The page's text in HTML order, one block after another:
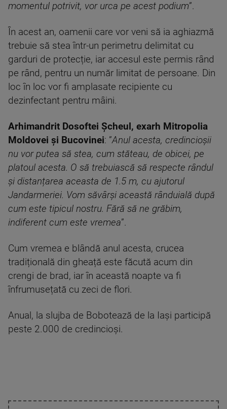
momentul potrivit, vor urca pe acest podium”.
În acest an, oamenii care vor veni să ia aghiazmă
trebuie să stea într-un perimetru delimitat cu
garduri de protecție, iar accesul este permis rând
pe rând, pentru un număr limitat de persoane. Din
loc în loc vor fi amplasate recipiente cu
dezinfectant pentru mâini.
Arhimandrit Dosoftei Șcheul, exarh Mitropolia
Moldovei și Bucovinei: ”Anul acesta, credincioșii
nu vor putea să stea, cum stăteau, de obicei, pe
platoul acesta. O să trebuiască să respecte rândul
și distanțarea aceasta de 1.5 m, cu ajutorul
Jandarmeriei. Vom săvârși această rânduială după
cum este tipicul nostru. Fără să ne grăbim,
indiferent cum este vremea”.
Cum vremea e blândă anul acesta, crucea
tradițională din gheață este făcută acum din
crengi de brad, iar în această noapte va fi
înfrumusețată cu zeci de flori.
Anual, la slujba de Bobotează de la Iași participă
peste 2.000 de credincioși.